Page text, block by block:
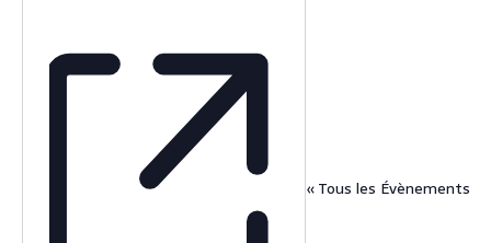
« Tous les Évènements